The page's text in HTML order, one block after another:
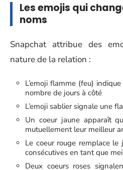
Les emojis qui
noms
Snapchat attribue des
nature de la relation :
L’emoji flamme (feu)
nombre de jours à côté
L’emoji sablier signale une
Un coeur jaune apparaît
mutuellement leur meilleur
Le coeur rouge remplace le
consécutives en tant que
Deux coeurs roses